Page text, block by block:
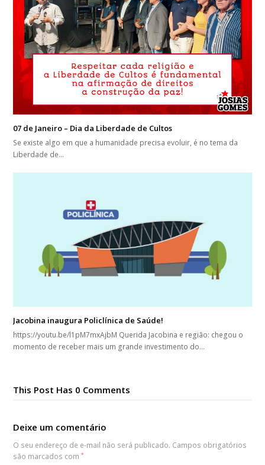
07 de Janeiro – Dia da Liberdade de Cultos
Se existe algo em que a humanidade precisa evoluir, é no tema da
Liberdade de…
Jacobina inaugura Policlínica de Saúde!
https://youtu.be/l1pM7mxAjbM Querida Jacobina e região: chegou o
momento de receber mais um grande investimento do…
This Post Has 0 Comments
Deixe um comentário
O seu endereço de e-mail não será publicado. Campos obrigatórios
são marcados com*